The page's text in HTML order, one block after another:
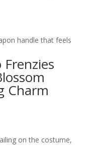
handle that feels
Charm
on the costume,